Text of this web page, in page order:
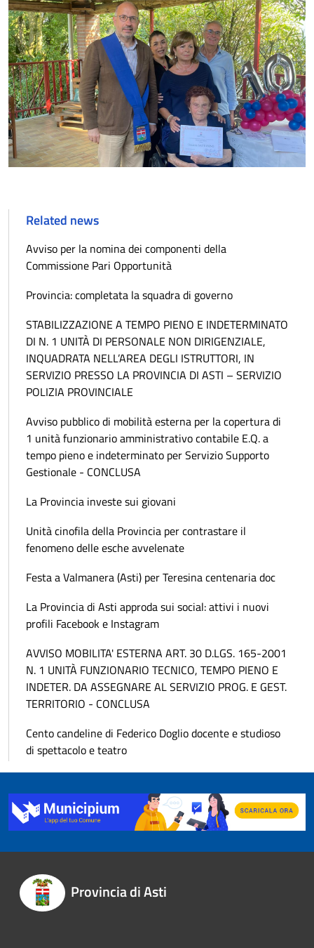
Related news
Avviso per la nomina dei componenti della
Commissione Pari Opportunità
Provincia: completata la squadra di governo
STABILIZZAZIONE A TEMPO PIENO E INDETERMINATO
DI N. 1 UNITÀ DI PERSONALE NON DIRIGENZIALE,
INQUADRATA NELL’AREA DEGLI ISTRUTTORI, IN
SERVIZIO PRESSO LA PROVINCIA DI ASTI – SERVIZIO
POLIZIA PROVINCIALE
Avviso pubblico di mobilità esterna per la copertura di
1 unità funzionario amministrativo contabile E.Q. a
tempo pieno e indeterminato per Servizio Supporto
Gestionale - CONCLUSA
La Provincia investe sui giovani
Unità cinofila della Provincia per contrastare il
fenomeno delle esche avvelenate
Festa a Valmanera (Asti) per Teresina centenaria doc
La Provincia di Asti approda sui social: attivi i nuovi
profili Facebook e Instagram
AVVISO MOBILITA' ESTERNA ART. 30 D.LGS. 165-2001
N. 1 UNITÀ FUNZIONARIO TECNICO, TEMPO PIENO E
INDETER. DA ASSEGNARE AL SERVIZIO PROG. E GEST.
TERRITORIO - CONCLUSA
Cento candeline di Federico Doglio docente e studioso
di spettacolo e teatro
Provincia di Asti